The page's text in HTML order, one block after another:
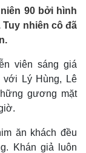
90 bởi hình
nhiên cô đã
viên sáng giá
với Lý Hùng, Lê
gương mặt
ăn khách đều
Khán giả luôn